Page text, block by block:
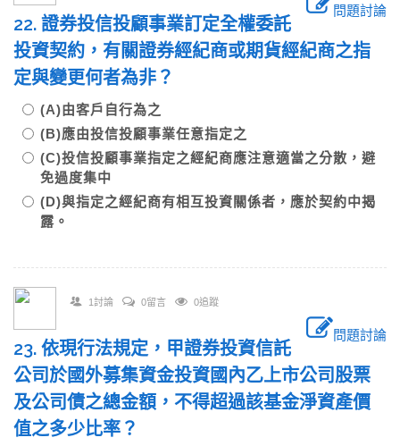
問題討論
22. 證券投信投顧事業訂定全權委託
投資契約，有關證券經紀商或期貨經紀商之指
定與變更何者為非？
(A)由客戶自行為之
(B)應由投信投顧事業任意指定之
(C)投信投顧事業指定之經紀商應注意適當之分散，避
免過度集中
(D)與指定之經紀商有相互投資關係者，應於契約中揭
露。
1討論 0留言 0追蹤
問題討論
23. 依現行法規定，甲證券投資信託
公司於國外募集資金投資國內乙上市公司股票
及公司債之總金額，不得超過該基金淨資產價
值之多少比率？